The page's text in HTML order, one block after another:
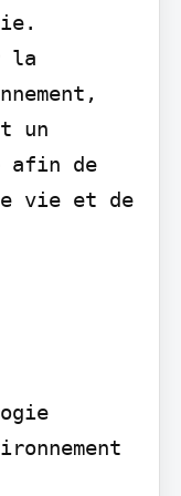
la
un
afin de
vie et de